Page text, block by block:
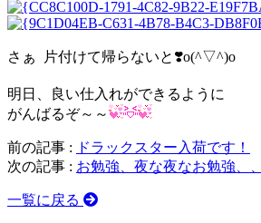
さぁ 片付けて帰らないと❣️o(^▽^)o
明日、良い仕入れができるように
がんばるぞ～～
前の記事 : ドラックスター入荷です！
次の記事 : お勉強、夜な夜なお勉強、、
一覧に戻る